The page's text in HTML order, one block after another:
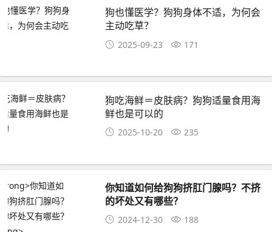
狗也懂医学？狗狗身体不适，为何会
主动吃草？
2025-09-23 171
狗吃海鲜＝皮肤病？狗狗适量食用海
鲜也是可以的
2025-10-20 235
你知道如何给狗狗挤肛门腺吗？不挤
的坏处又有哪些？
2024-12-30 188